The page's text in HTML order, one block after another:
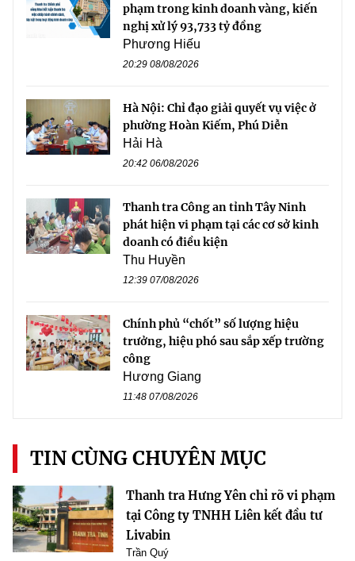
phạm trong kinh doanh vàng, kiến
nghị xử lý 93,733 tỷ đồng
Phương Hiếu
20:29 08/08/2026
Hà Nội: Chỉ đạo giải quyết vụ việc ở
phường Hoàn Kiếm, Phú Diễn
Hải Hà
20:42 06/08/2026
Thanh tra Công an tỉnh Tây Ninh
phát hiện vi phạm tại các cơ sở kinh
doanh có điều kiện
Thu Huyền
12:39 07/08/2026
Chính phủ “chốt” số lượng hiệu
trưởng, hiệu phó sau sắp xếp trường
công
Hương Giang
11:48 07/08/2026
TIN CÙNG CHUYÊN MỤC
Thanh tra Hưng Yên chỉ rõ vi phạm
tại Công ty TNHH Liên kết đầu tư
Livabin
Trần Quý